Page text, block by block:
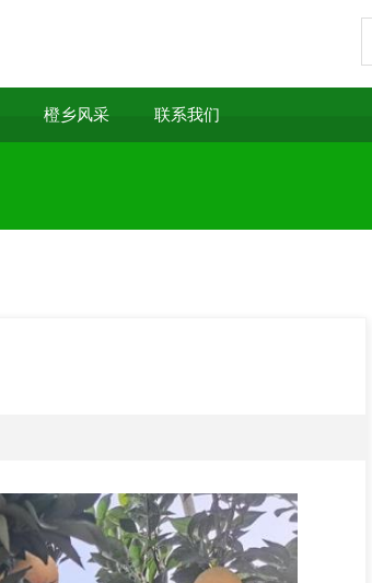
橙乡风采 联系我们